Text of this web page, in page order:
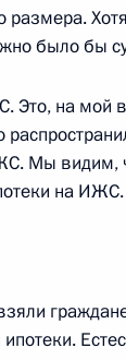
размера.
было бы
Это, на мой
Мы видим,
на ИЖС.